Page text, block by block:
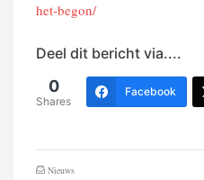
het-begon/
Deel dit bericht via....
0
Shares
Facebook
Nieuws